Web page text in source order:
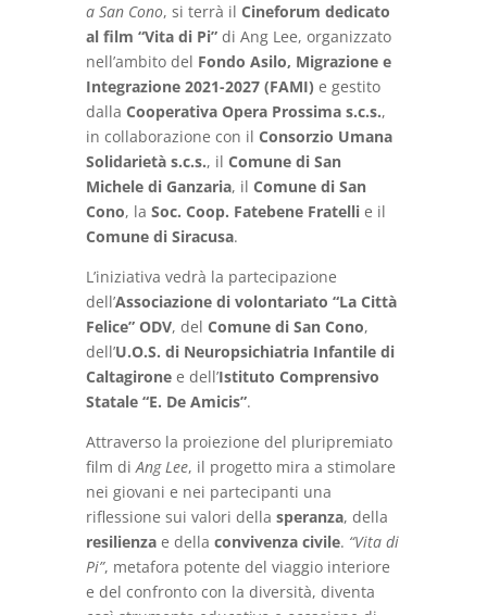
a San Cono, si terrà il Cineforum dedicato
al film “Vita di Pi”di Ang Lee, organizzato
nell’ambito del Fondo Asilo, Migrazione e
Integrazione 2021-2027 (FAMI) e gestito
dalla Cooperativa Opera Prossima s.c.s.,
in collaborazione con il Consorzio Umana
Solidarietà s.c.s., il Comune di San
Michele di Ganzaria, il Comune di San
Cono, la Soc. Coop. Fatebene Fratellie il
Comune di Siracusa.
L’iniziativa vedrà la partecipazione
dell’Associazione di volontariato “La Città
Felice” ODV, del Comune di San Cono,
dell’U.O.S. di Neuropsichiatria Infantile di
Caltagironee dell’Istituto Comprensivo
Statale “E. De Amicis”.
Attraverso la proiezione del pluripremiato
film diAng Lee, il progetto mira a stimolare
nei giovani e nei partecipanti una
riflessione sui valori della speranza, della
resilienzae della convivenza civile. “Vita di
Pi”, metafora potente del viaggio interiore
e del confronto con la diversità, diventa